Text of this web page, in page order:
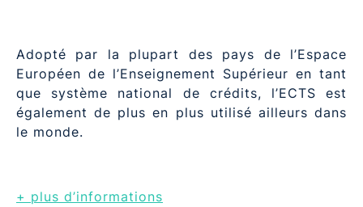
Adopté par la plupart des pays de l’Espace
Européen de l’Enseignement Supérieur en tant
que système national de crédits, l’ECTS est
également de plus en plus utilisé ailleurs dans
le monde.
+ plus d’informations